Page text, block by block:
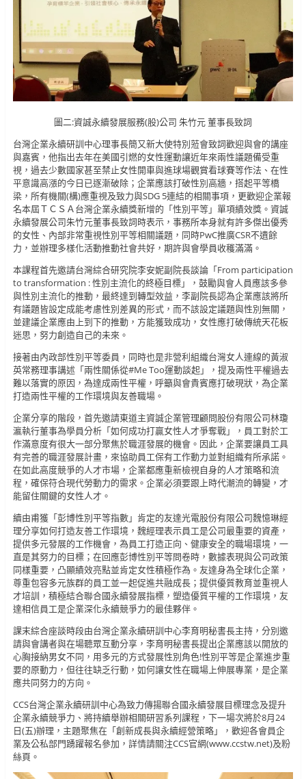
圖二:資誠永續發展服務(股)公司 朱竹元 董事長致詞
台灣企業永續研訓中心理事長簡又新大使特別蒞會致詞歡迎與會的講座
與嘉賓，他指出去年在美國引燃的女性運動讓近年來兩性議題備受重
視，過去少數國家甚至禁止女性開車與進球場觀賞看球賽等作法、在性
平意識高漲的今日已逐漸破除；企業應該打破性別高牆，搭起平等橋
梁，所有機關(構)應重視及致力與SDG 5連結的相關事項，更歡迎企業報
名本屆ＴＣＳＡ台灣企業永續獎新增的「性別平等」單項績效獎。資誠
永續發展公司朱竹元董事長致詞時表示，事務所本身就有許多傑出優秀
的女性、內部非常重視性別平等相關議題，同時PwC推廣CSR不遺餘
力，並辦理多樣化活動推動社會共好，期許與會學員收穫滿滿。
本課程首先邀請台灣綜合研究院李安妮副院長談論「From participation
to transformation : 性別主流化的終極目標」，鼓勵與會人員應該多參
與性別主流化的推動，最終達到轉型效益，李副院長認為企業應該將所
有議題皆設定成能考慮性別差異的形式，而不該設定議題與性別無關，
並建議企業應由上到下的推動，方能獲致成功，女性應打破傳統天花板
迷思，努力創造自己的未來。
接著由內政部性別平等委員，同時也是非營利組織台灣女人連線的黃淑
英常務理事講述「兩性關係從#Me Too運動談起」，提及兩性平權過去
難以落實的原因，為達成兩性平權，呼籲與會貴賓應打破現狀，為企業
打造兩性平權的工作環境與友善職場。
企業分享的階段，首先邀請東道主資誠企業管理顧問股份有限公司林瓊
瀛執行董事為學員分析「如何成功打贏女性人才爭奪戰」，員工對於工
作滿意度有很大一部分聚焦於職涯發展的機會。因此，企業要讓員工具
有完善的職涯發展計畫，來協助員工保有工作動力並對組織有所承諾。
在如此高度競爭的人才市場，企業都應重新檢視自身的人才策略和流
程，確保符合現代勞動力的需求。企業必須要跟上時代潮流的轉變，才
能留住關鍵的女性人才。
續由甫獲「彭博性別平等指數」肯定的友達光電股份有限公司魏憶琳經
理分享如何打造友善工作環境，魏經理表示員工是公司最重要的資產，
提供多元發展的工作機會，為員工打造正向、健康安全的職場環境，一
直是其努力的目標；在回應彭博性別平等問卷時，數據表現與公司政策
同樣重要，凸顯績效亮點並肯定女性積極作為。友達身為全球化企業，
尊重包容多元族群的員工並一起促進共融成長；提供優質教育並重視人
才培訓，積極結合聯合國永續發展指標，塑造優質平權的工作環境，友
達相信員工是企業深化永續競爭力的最佳夥伴。
課末綜合座談時段由台灣企業永續研訓中心李育明秘書長主持，分別邀
請與會講者與在場聽眾互動分享，李育明秘書長提出企業應該以開放的
心胸接納男女不同，用多元的方式發展性別角色!性別平等是企業進步重
要的原動力，但往往缺乏行動，如何讓女性在職場上伸展專業，是企業
應共同努力的方向。
CCS台灣企業永續研訓中心為致力傳揚聯合國永續發展目標理念及提升
企業永續競爭力、將持續舉辦相關研習系列課程，下一場次將於8月24
日(五)辦理，主題聚焦在「創新成長與永續經營策略」，歡迎各會員企
業及公私部門踴躍報名參加，詳情請關注CCS官網(www.ccstw.net)及粉
絲頁。